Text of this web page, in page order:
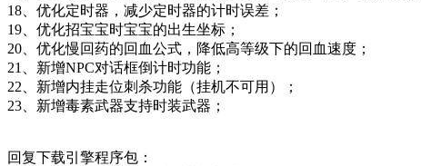
18、优化定时器，减少定时器的计时误差；
19、优化招宝宝时宝宝的出生坐标；
20、优化慢回药的回血公式，降低高等级下的回血速度；
21、新增NPC对话框倒计时功能；
22、新增内挂走位刺杀功能（挂机不可用）；
23、新增毒素武器支持时装武器；
回复下载引擎程序包：